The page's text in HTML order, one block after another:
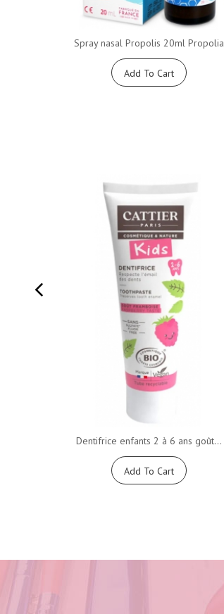
Spray nasal Propolis 20ml Propolia
Add To Cart
Dentifrice enfants 2 à 6 ans goût...
Add To Cart